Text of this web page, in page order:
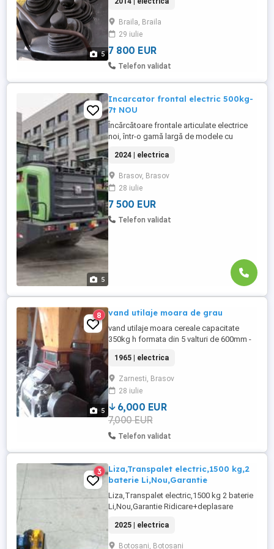
5
Braila, Braila
29 iulie
7 800 EUR
Telefon validat
5
Incarcator frontal electric 500kg-
7t NOU
Încărcătoare frontale articulate electrice
noi, într-o gamă largă de modele cu
7000kg, cupe de la 0,3mc la 5mc, cu
autonomie de lucru de 5-7 ore, se livrează
cu stație proprie de încărcare ce încărca
complet într-o oră. Modelele mari necesită
sursă de curent trifazică. Foarte ...
2024 | electrica
Brasov, Brasov
28 iulie
7 500 EUR
Telefon validat
5
8 vand utilaje moara de grau
vand utilaje moara cereale capacitate
350kg h formata din 5 valturi de 600mm -
curatator combinat, transport pneomatic
intre valturi si sita , elevator cu cupe pt
grau snek, (rezulta 2 sau trei tip de faina si
tarata ), , piese de schimb
1965 | electrica
Zarnesti, Brasov
28 iulie
6,000 EUR
7,000 EUR
Telefon validat
3
Liza,Transpalet electric,1500 kg,2
baterie Li,Nou,Garantie
Liza,Transpalet electric,1500 kg 2 baterie
Li,Nou,Garantie Ridicare+deplasare
paletului manuala prin actionare parghiei(
vezi foto) sarcina nominala de ridicare
2025 | electrica
Botosani, Botosani